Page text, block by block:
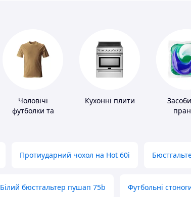
Чоловічі
футболки та
Кухонні плити
Протиударний чохол на Hot 60i
Білий бюстгальтер пушап 75b Футбольні